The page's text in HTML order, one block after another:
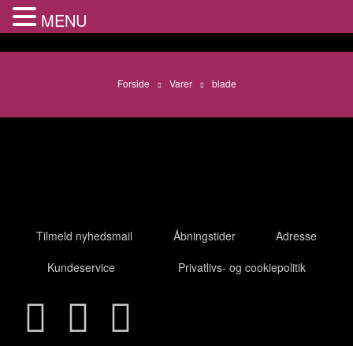
Forside Varer blade
Tilmeld nyhedsmail Åbningstider
Adresse
Kundeservice
Privatlivs- og cookiepolitik
MENU